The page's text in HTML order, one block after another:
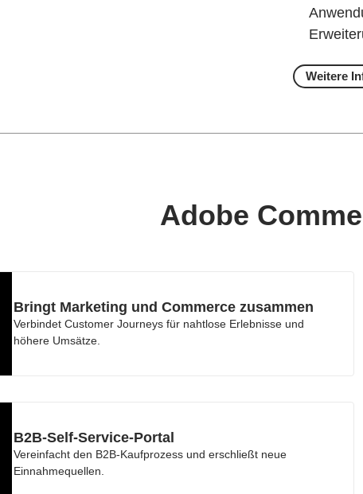
Weitere
Adobe
Bringt Marketing und Commerce zusammen
Verbindet Customer Journeys für nahtlose Erlebnisse und
höhere Umsätze.
B2B-Self-Service-Portal
Vereinfacht den B2B-Kaufprozess und erschließt neue
Einnahmequellen.